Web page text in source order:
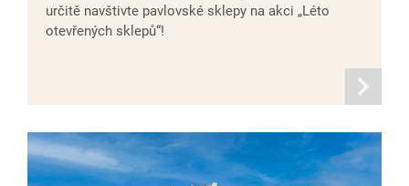
určitě navštivte pavlovské sklepy na akci „Léto
otevřených sklepů“!